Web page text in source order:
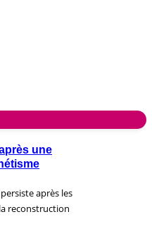
une
après les
reconstruction